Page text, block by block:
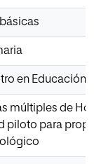
en Educación
múltiples de
piloto para